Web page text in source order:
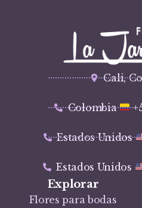
Cali,
Colombia
Estados Unidos
Estados Unidos
Explorar
Flores para bodas